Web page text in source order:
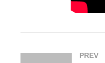
PREV